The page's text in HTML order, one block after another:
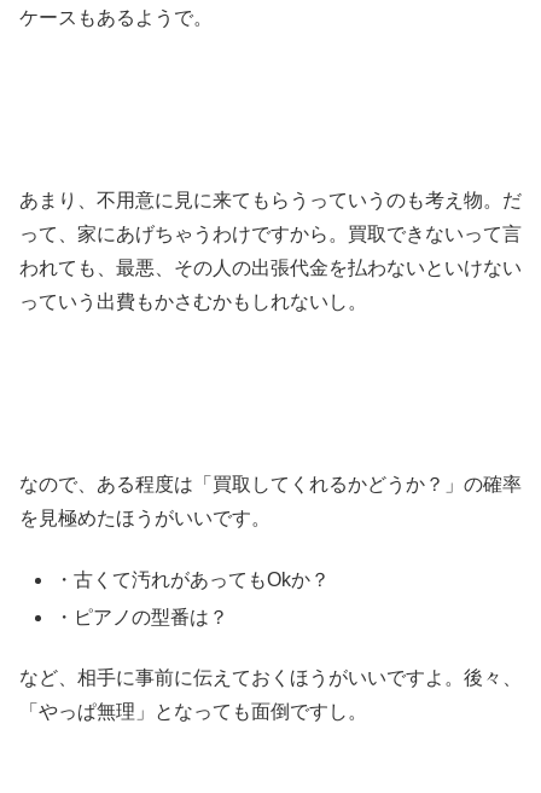
ケースもあるようで。
あまり、不用意に見に来てもらうっていうのも考え物。だ
って、家にあげちゃうわけですから。買取できないって言
われても、最悪、その人の出張代金を払わないといけない
っていう出費もかさむかもしれないし。
なので、ある程度は「買取してくれるかどうか？」の確率
を見極めたほうがいいです。
・古くて汚れがあってもOkか？
・ピアノの型番は？
など、相手に事前に伝えておくほうがいいですよ。後々、
「やっぱ無理」となっても面倒ですし。